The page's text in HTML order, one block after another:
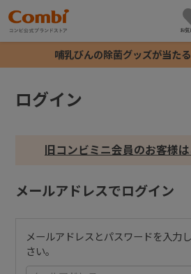
お気
哺乳びんの除菌グッズが当た
ログイン
旧コンビミニ会員のお客様
メールアドレスでログイン
メールアドレスとパスワードを入力
さい。